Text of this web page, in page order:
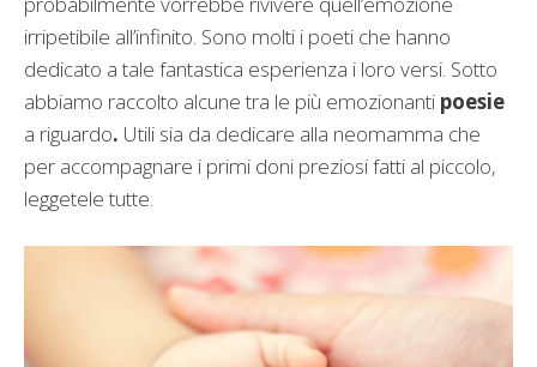
irripetibile all’infinito. Sono molti i poeti che hanno
dedicato a tale fantastica esperienza i loro versi. Sotto
abbiamo raccolto alcune tra le più emozionanti poesie
a riguardo. Utili sia da dedicare alla neomamma che
per accompagnare i primi doni preziosi fatti al piccolo,
leggetele tutte.